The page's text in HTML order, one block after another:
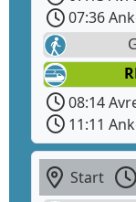
07:36
08:14
11:11
Start